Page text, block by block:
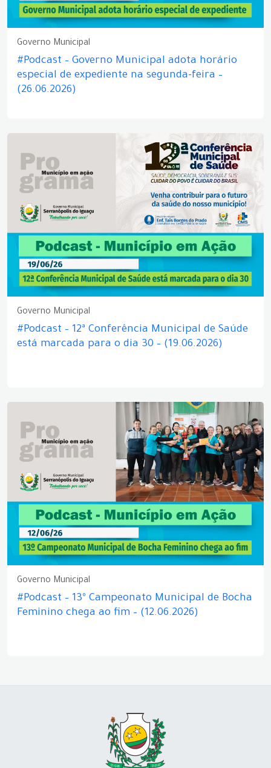
Governo Municipal
#Podcast – Governo Municipal adota horário
especial de expediente na segunda-feira –
(26.06.2026)
Governo Municipal
#Podcast – 12ª Conferência Municipal de Saúde
está marcada para o dia 30 – (19.06.2026)
Governo Municipal
#Podcast – 13º Campeonato Municipal de Bocha
Feminino chega ao fim – (12.06.2026)